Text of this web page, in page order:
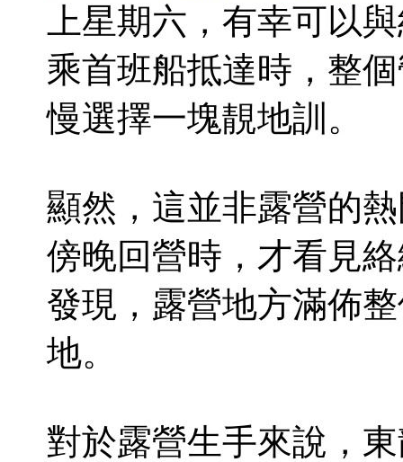
上星期六，有幸可以
乘首班船抵達時，整
慢選擇一塊靚地訓。
顯然，這並非露營的
傍晚回營時，才看見
發現，露營地方滿佈
地。
對於露營生手來說，